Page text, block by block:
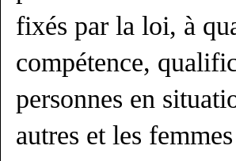
fixés par la loi, à
compétence,
personnes en
autres et les